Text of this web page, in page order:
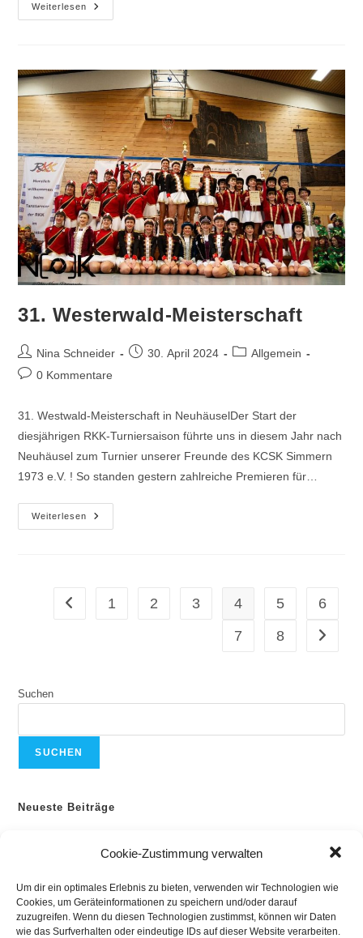
Cookie-Zustimmung verwalten
Um dir ein optimales Erlebnis zu bieten, verwenden wir Technologien wie
Cookies, um Geräteinformationen zu speichern und/oder darauf
zuzugreifen. Wenn du diesen Technologien zustimmst, können wir Daten
wie das Surfverhalten oder eindeutige IDs auf dieser Website verarbeiten.
Weiterlesen
12.
Dachser-
31. Westerwald-Meisterschaft
Beitrags-
Autor:
Nina Schneider
Beitrag30. April 2024
Beitrags-
Allgemein
Beitrags-
0 Kommentare
31. Westwald-Meisterschaft in NeuhäuselDer Start der
diesjährigen RKK-Turniersaison führte uns in diesem Jahr nach
Neuhäusel zum Turnier unserer Freunde des KCSK Simmern
1973 e.V. ! So standen gestern zahlreiche Premieren für…
Weiterlesen
31.
Westerwald-
Gehe zur vorherigen Seite
1 2 3 4 5
6
7
8 Gehe
Suchen
SUCHEN
Neueste Beiträge
Roda-Meisterschaft
22. Rhein-Nahe Tanzfestival
6. Moselloreley-Cup Piesport